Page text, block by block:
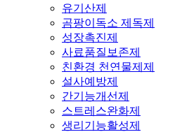
유기산제
곰팡이독소 제독제
성장촉진제
사료품질보존제
친환경 천연물제제
설사예방제
간기능개선제
스트레스완화제
생리기능활성제